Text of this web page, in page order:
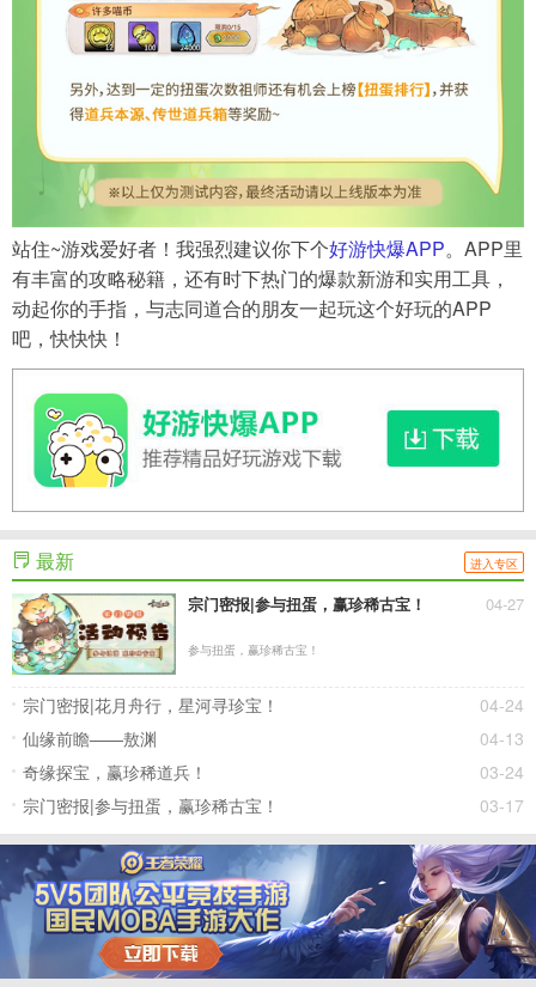
站住~游戏爱好者！我强烈建议你下个好游快爆APP。APP里
有丰富的攻略秘籍，还有时下热门的爆款新游和实用工具，
动起你的手指，与志同道合的朋友一起玩这个好玩的APP
吧，快快快！
最新 进入专区
宗门密报|参与扭蛋，赢珍稀古宝！ 04-27
参与扭蛋，赢珍稀古宝！
04-24
宗门密报|花月舟行，星河寻珍宝！
04-13
仙缘前瞻——敖渊
03-24
奇缘探宝，赢珍稀道兵！
03-17
宗门密报|参与扭蛋，赢珍稀古宝！